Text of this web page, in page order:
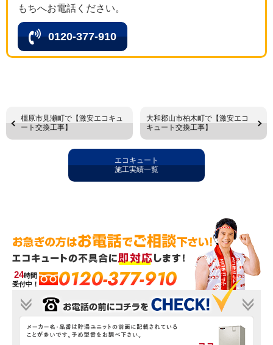
もちへお電話ください。
0120-377-910
橿原市見瀬町で【激安エコキュ
ート交換工事】
大和郡山市柏木町で【激安エコ
キュート交換工事】
エコキュート
施工実績一覧
24時間
受付中！
0120-377-910